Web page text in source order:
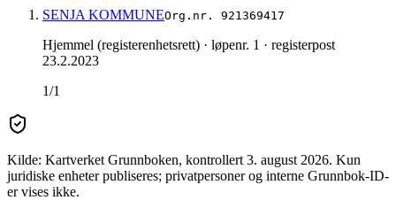
SENJA KOMMUNEOrg.nr. 921369417
Hjemmel (registerenhetsrett) · løpenr. 1 · registerpost
23.2.2023
1/1
Kilde: Kartverket Grunnboken, kontrollert 3. august 2026. Kun
juridiske enheter publiseres; privatpersoner og interne Grunnbok-ID-
er vises ikke.